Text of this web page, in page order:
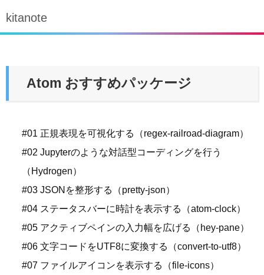
kitanote
Atom おすすめパッケージ
#01 正規表現を可視化する（regex-railroad-diagram）
#02 Jupyterのような対話型コーディングを行う
（Hydrogen）
#03 JSONを整形する（pretty-json）
#04 ステータスバーに時計を表示する（atom-clock）
#05 アクティブペインの入力幅を広げる（hey-pane）
#06 文字コードをUTF8に変換する（convert-to-utf8）
#07 ファイルアイコンを表示する（file-icons）